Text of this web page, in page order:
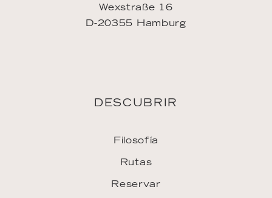
Wexstraße 16
D-20355 Hamburg
DESCUBRIR
Filosofía
Rutas
Reservar